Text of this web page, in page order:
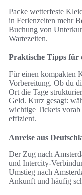
Packe wetterfeste
in Ferienzeiten mehr
Buchung von
Wartezeiten.
Praktische Tipps für
Für einen kompakten
Vorbereitung. Ob du
Ort die Tage
Geld. Kurz gesagt:
wichtige Tickets
effizient.
Anreise aus
Der Zug nach
und Intercity-
Umstieg nach
Ankunft und häufig